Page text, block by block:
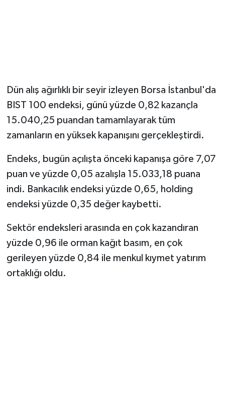
Dün alış ağırlıklı bir seyir izleyen Borsa İstanbul'da
BIST 100 endeksi, günü yüzde 0,82 kazançla
15.040,25 puandan tamamlayarak tüm
zamanların en yüksek kapanışını gerçekleştirdi.
Endeks, bugün açılışta önceki kapanışa göre 7,07
puan ve yüzde 0,05 azalışla 15.033,18 puana
indi. Bankacılık endeksi yüzde 0,65, holding
endeksi yüzde 0,35 değer kaybetti.
Sektör endeksleri arasında en çok kazandıran
yüzde 0,96 ile orman kağıt basım, en çok
gerileyen yüzde 0,84 ile menkul kıymet yatırım
ortaklığı oldu.
Resmi İlanlar
Seri İlan
Siyaset
Sokak Hayvanlarını Sahiplendirme
Spor
Vasıta